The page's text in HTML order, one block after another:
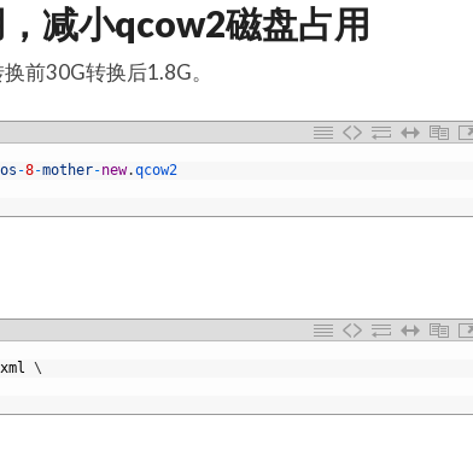
减小qcow2磁盘占用
前30G转换后1.8G。
-8-mother-new.qcow2
xml
\